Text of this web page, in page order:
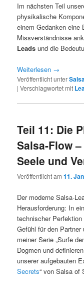
Im nächsten Teil
physikalische
einem Gedanken eine
Missverständnisse
Leads und die
Weiterlesen →
Veröffentlicht unter
|Verschlagwortet mit
Teil 11: Die
Salsa-Flow
Seele und
Veröffentlicht am11.
Der moderne Salsa-
Herausforderung: In
technischer
Gefühl für den
meiner Serie „Surfe
Dogmen und
unserer aufgebauten
Secrets“ von Salsa of